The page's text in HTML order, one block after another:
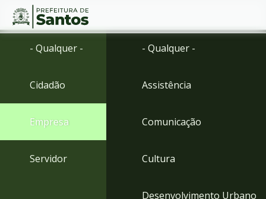
Ir
Ir
menu
Conteúdo
- Qualquer -
Cidadão
Empresa
Servidor
- Qualquer -
Assistência
Comunicação
Cultura
Desenvolvimento Urbano